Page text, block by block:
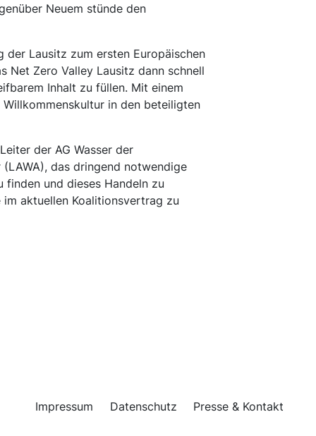
Neuem stünde den
der Lausitz zum ersten Europäischen
Net Zero Valley Lausitz dann schnell
Inhalt zu füllen. Mit einem
in den beteiligten
der AG Wasser der
das dringend notwendige
finden und dieses Handeln zu
im aktuellen Koalitionsvertrag zu
Impressum Datenschutz Presse & Kontakt